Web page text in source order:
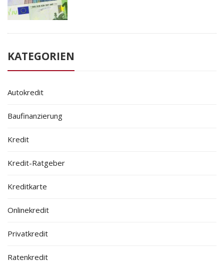
KATEGORIEN
Autokredit
Baufinanzierung
Kredit
Kredit-Ratgeber
Kreditkarte
Onlinekredit
Privatkredit
Ratenkredit